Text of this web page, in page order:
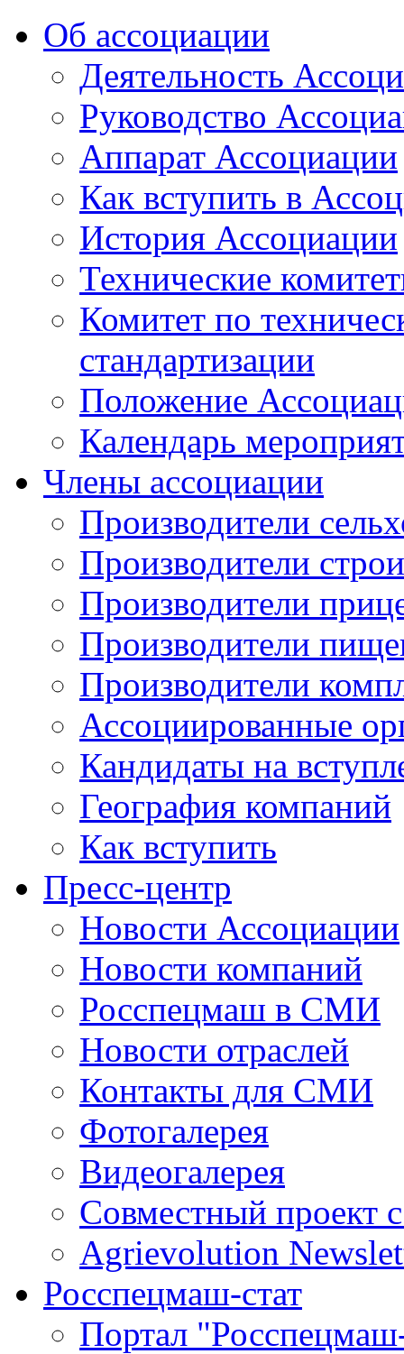
Об ассоциации
Деятельность
Руководство
Аппарат Ассоциации
Как вступить в
История Ассоциации
Технические
Комитет по
стандартизации
Положение
Календарь
Члены ассоциации
Производители
Производители
Производители
Производители
Производители
Ассоциированные
Кандидаты на
География компаний
Как вступить
Пресс-центр
Новости Ассоциации
Новости компаний
Росспецмаш в СМИ
Новости отраслей
Контакты для СМИ
Фотогалерея
Видеогалерея
Совместный проект
Agrievolution
Росспецмаш-стат
Портал